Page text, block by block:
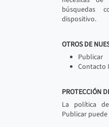
búsquedas
dispositivo.
OTROS DE
Publicar
Contacto
PROTECCIÓN
La política
Publicar